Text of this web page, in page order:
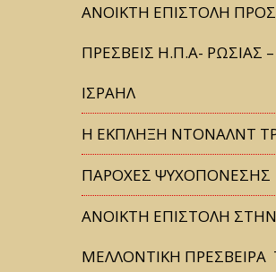
ΑΝΟΙΚΤΗ ΕΠΙΣΤΟΛΗ ΠΡΟΣ
ΠΡΕΣΒΕΙΣ Η.Π.Α- ΡΩΣΙΑΣ –
ΙΣΡΑΗΛ
Η ΕΚΠΛΗΞΗ ΝΤΟΝΑΛΝΤ
ΠΑΡΟΧΕΣ ΨΥΧΟΠΟΝΕΣΗΣ
ΑΝΟΙΚΤΗ ΕΠΙΣΤΟΛΗ ΣΤΗΝ
ΜΕΛΛΟΝΤΙΚΗ